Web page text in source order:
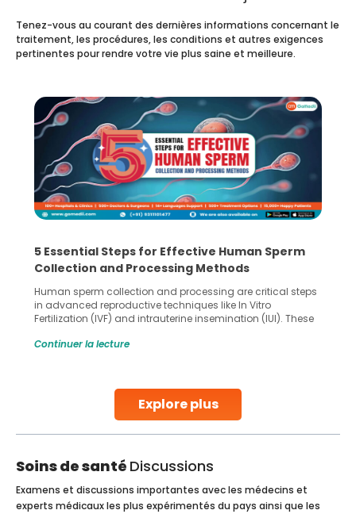
Explore plus
Tenez-vous au courant des dernières informations concernant le
traitement, les procédures, les conditions et autres exigences
pertinentes pour rendre votre vie plus saine et meilleure.
5 Essential Steps for Effective Human Sperm
Collection and Processing Methods
Human sperm collection and processing are critical steps
in advanced reproductive techniques like In Vitro
Fertilization (IVF) and intrauterine insemination (IUI). These
challenges and help couples achieve their dream of
collected, they process the
Continuer la lecture
Soins de santé Discussions
Examens et discussions importantes avec les médecins et
experts médicaux les plus expérimentés du pays ainsi que les